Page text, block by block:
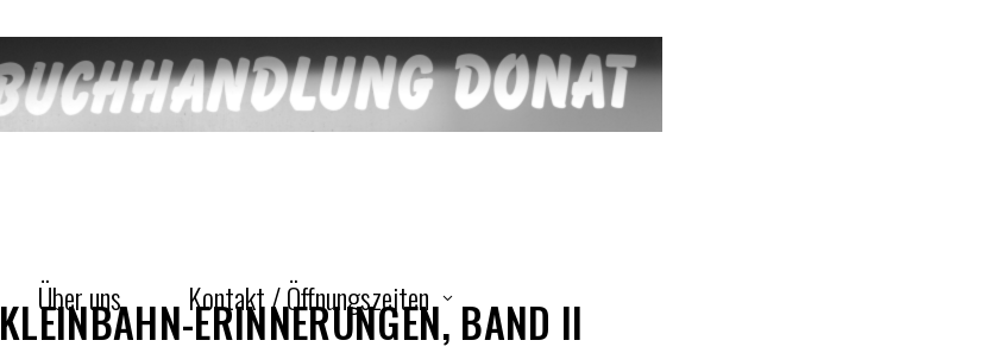
Über uns Kontakt / Öffnungszeiten
KLEINBAHN-ERINNERUNGEN, BAND II